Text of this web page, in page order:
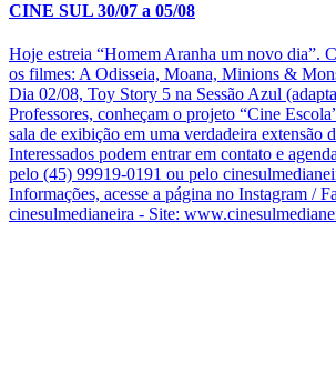
CINE SUL 30/07 a 05/08
Hoje estreia “Homem Aranha um novo dia”.
os filmes: A Odisseia, Moana, Minions &
Dia 02/08, Toy Story 5 na Sessão Azul
Professores, conheçam o projeto “Cine
sala de exibição em uma verdadeira extensão
Interessados podem entrar em contato e
pelo (45) 99919-0191 ou pelo
Informações, acesse a página no Instagram /
cinesulmedianeira - Site: